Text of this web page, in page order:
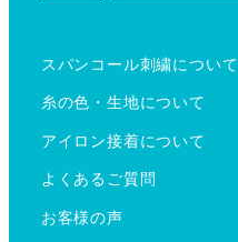
スパンコール刺繍について
糸の色・生地について
アイロン接着について
よくあるご質問
お客様の声